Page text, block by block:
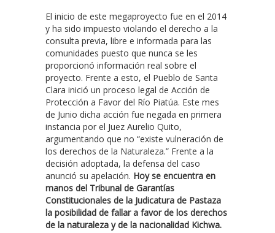
El inicio de este megaproyecto fue en el 2014
y ha sido impuesto violando el derecho a la
consulta previa, libre e informada para las
comunidades puesto que nunca se les
proporcionó información real sobre el
proyecto. Frente a esto, el Pueblo de Santa
Clara inició un proceso legal de Acción de
Protección a Favor del Río Piatúa. Este mes
de Junio dicha acción fue negada en primera
instancia por el Juez Aurelio Quito,
argumentando que no “existe vulneración de
los derechos de la Naturaleza.” Frente a la
decisión adoptada, la defensa del caso
anunció su apelación. Hoy se encuentra en
manos del Tribunal de Garantías
Constitucionales de la Judicatura de Pastaza
la posibilidad de fallar a favor de los derechos
de la naturaleza y de la nacionalidad Kichwa.